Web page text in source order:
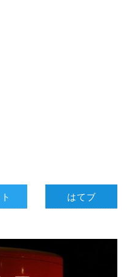
はてブ